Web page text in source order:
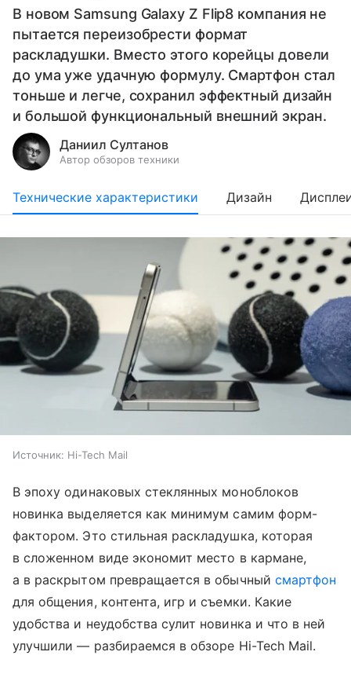
В новом Samsung Galaxy Z Flip8 компания не
пытается переизобрести формат
раскладушки. Вместо этого корейцы довели
до ума уже удачную формулу. Смартфон стал
тоньше и легче, сохранил эффектный дизайн
и большой функциональный внешний экран.
Даниил Султанов
Автор обзоров техники
Технические характеристики Дизайн
Источник: Hi-Tech Mail
В эпоху одинаковых стеклянных моноблоков
новинка выделяется как минимум самим форм-
фактором. Это стильная раскладушка, которая
в сложенном виде экономит место в кармане,
а в раскрытом превращается в обычный смартфон
для общения, контента, игр и съемки. Какие
удобства и неудобства сулит новинка и что в ней
улучшили — разбираемся в обзоре Hi-Tech Mail.